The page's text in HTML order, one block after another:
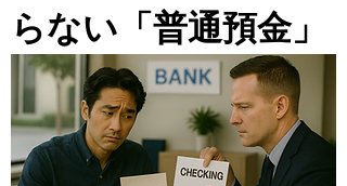
らない「普通預金」